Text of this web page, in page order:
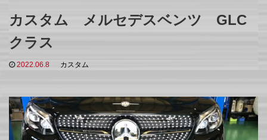
カスタム メルセデスベンツ GLC
クラス
2022.06.8 カスタム